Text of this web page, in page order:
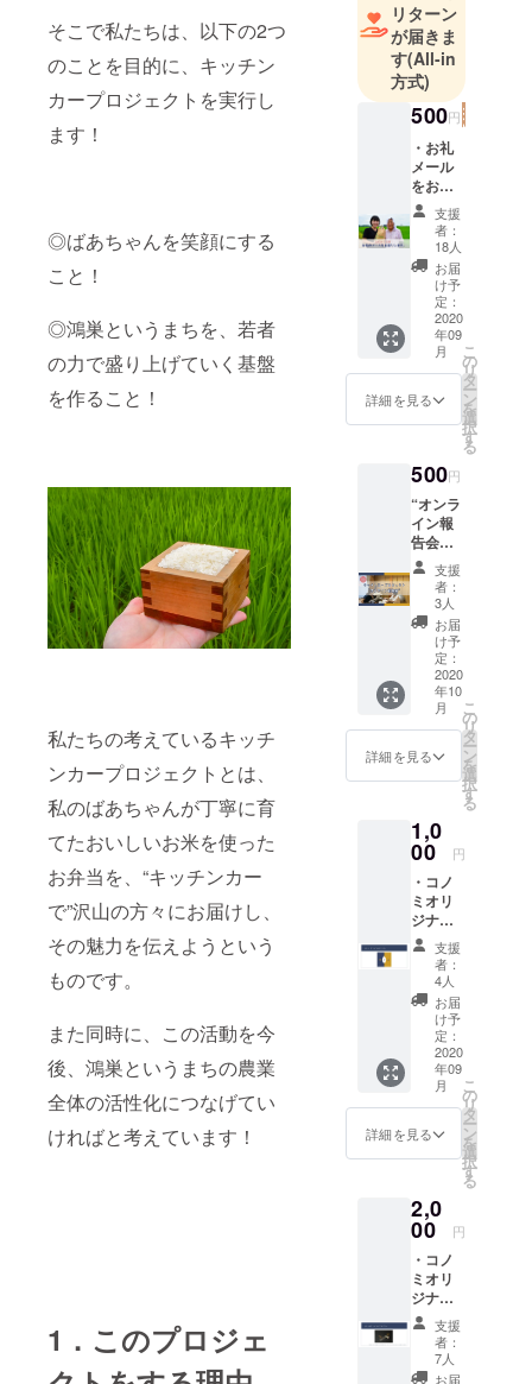
そこで私たちは、以下の2つ
のことを目的に、キッチン
カープロジェクトを実行し
ます！
◎ばあちゃんを笑顔にする
こと！
◎鴻巣というまちを、若者
の力で盛り上げていく基盤
を作ること！
私たちの考えているキッチ
ンカープロジェクトとは、
私のばあちゃんが丁寧に育
てたおいしいお米を使った
お弁当を、“キッチンカー
で”沢山の方々にお届けし、
その魅力を伝えようという
ものです。
また同時に、この活動を今
後、鴻巣というまちの農業
全体の活性化につなげてい
ければと考えています！
1．このプロジェ
リターン
が届きま
す(All-in
方式)
500円
・お礼
メール
をお送
りしま
す 支援
者：
18人
お届
け予
定：
2020
年09
月
詳細を見る
こ
の
リ
タ
ー
ン
を
選
択
す
る
500円
“オンラ
イン報
告会ご
招待” オ
ンライ
ン上
で、
キッチ
ンカー
プロ
ジェク
トのこ
れまで
の軌跡
をご報
告させ
だきま
す。
キッチ
ンカー
プロ
ジェク
トを始
めた
きっか
けか
ら、
キッチ
ンカー
のオー
プンま
でのあ
れこれ
しいた
しま
す。
【開催
日程】
10月31
日
(土)21:0
0〜
支援
者：
3人
お届
け予
定：
2020
年10
月
詳細を見る
こ
の
リ
タ
ー
ン
を
選
択
す
る
1,0
00 円
・コノ
ミオリ
ジナル
ステッ
カー１
枚 ・お
礼のお
手紙を
お送り
します
支援
者：
4人
お届
け予
定：
2020
年09
月
詳細を見る
こ
の
リ
タ
ー
ン
を
選
択
す
る
2,0
00 円
・コノ
ミオリ
ジナル
のコメ
アクセ
サリー
・コノ
支援
者：
7人
お届